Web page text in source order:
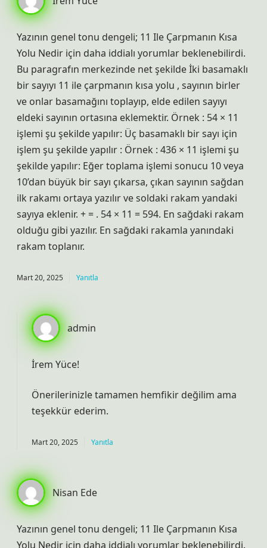
Yazının genel tonu dengeli; 11 Ile Çarpmanın Kısa
Yolu Nedir için daha iddialı yorumlar beklenebilirdi.
Bu paragrafın merkezinde net şekilde İki basamaklı
bir sayıyı 11 ile çarpmanın kısa yolu , sayının birler
ve onlar basamağını toplayıp, elde edilen sayıyı
eldeki sayının ortasına eklemektir. Örnek : 54 × 11
işlemi şu şekilde yapılır: Üç basamaklı bir sayı için
işlem şu şekilde yapılır : Örnek : 436 × 11 işlemi şu
şekilde yapılır: Eğer toplama işlemi sonucu 10 veya
10’dan büyük bir sayı çıkarsa, çıkan sayının sağdan
ilk rakamı ortaya yazılır ve soldaki rakam yandaki
sayıya eklenir. + = . 54 × 11 = 594. En sağdaki rakam
olduğu gibi yazılır. En sağdaki rakamla yanındaki
rakam toplanır.
Mart 20, 2025 Yanıtla
admin
İrem Yüce!
Önerilerinizle tamamen hemfikir değilim ama
teşekkür ederim.
Mart 20, 2025 Yanıtla
Nisan Ede
Yazının genel tonu dengeli; 11 Ile Çarpmanın Kısa
Yolu Nedir için daha iddialı yorumlar beklenebilirdi.